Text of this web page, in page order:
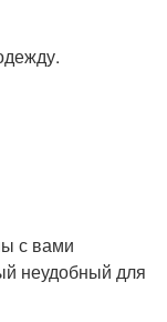
с вами
неудобный для